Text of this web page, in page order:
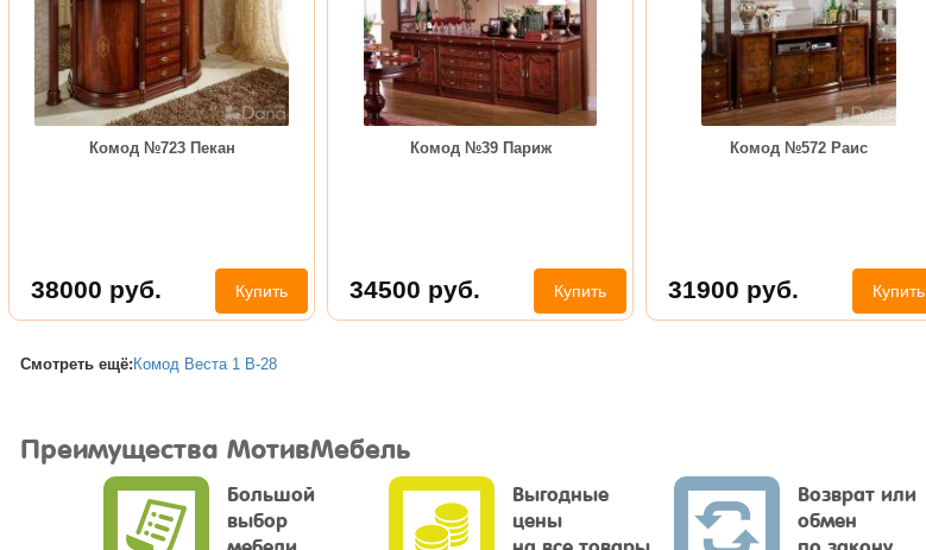
Комод №723 Пекан
38000 руб. Купить
Комод №39 Париж
34500 руб. Купить
Комод №572 Раис
31900 руб. Купить
Смотреть ещё: Комод Веста 1 В-28
Преимущества МотивМебель
Большой
выбор
Выгодные
цены
Возврат или
обмен